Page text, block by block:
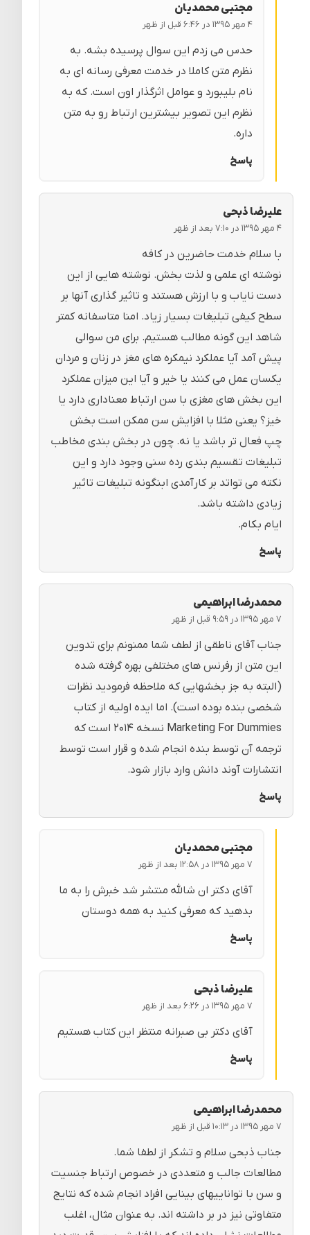
مجتبی محمدیان
۴ مهر ۱۳۹۵ در ۶:۴۶ قبل از ظهر
حدس می زدم این سوال پرسیده بشه. به
نظرم متن کاملا در خدمت معرفی رسانه ای به
نام بلیبورد و عوامل اثرگذار اون است. که به
نظرم این تصویر بیشترین ارتباط رو به متن
داره.
پاسخ
علیرضا ذبحی
۴ مهر ۱۳۹۵ در ۷:۱۰ بعد از ظهر
با سلام خدمت حاضرین در کافه
نوشته ای علمی و لذت بخش. نوشته هایی از این
دست نایاب و با ارزش هستند و تاثیر گذاری آنها بر
سطح کیفی تبلیغات بسیار زیاد. امنا متاسفانه کمتر
شاهد این گونه مطالب هستیم. برای من سوالی
پیش آمد آیا عملکرد نیمکره های مغز در زنان و مردان
یکسان عمل می کنند یا خیر و آیا این میزان عملکرد
این بخش های مغزی با سن ارتباط معناداری دارد یا
خیز؟ یعنی مثلا با افزایش سن ممکن است بخش
چپ فعال تر باشد یا نه. چون در بخش بندی مخاطب
تبلیغات تقسیم بندی رده سنی وجود دارد و این
نکته می تواتد بر کارآمدی ابنگونه تبلیغات تاثیر
زیادی داشته باشد.
ایام بکام.
پاسخ
محمدرضا ابراهیمی
۷ مهر ۱۳۹۵ در ۹:۵۹ قبل از ظهر
جناب آقای ناطقی از لطف شما ممنونم برای تدوین
این متن از رفرنس های مختلفی بهره گرفته شده
(البته به جز بخشهایی که ملاحظه فرمودید نظرات
شخصی بنده بوده است). اما ایده اولیه از کتاب
Marketing For Dummies نسخه ۲۰۱۴ است که
ترجمه آن توسط بنده انجام شده و قرار است توسط
انتشارات آوند دانش وارد بازار شود.
پاسخ
مجتبی محمدیان
۷ مهر ۱۳۹۵ در ۱۲:۵۸ بعد از ظهر
آقای دکتر ان شالله منتشر شد خبرش را به ما
بدهید که معرفی کنید به همه دوستان
پاسخ
علیرضا ذبحی
۷ مهر ۱۳۹۵ در ۶:۲۶ بعد از ظهر
آقای دکتر بی صبرانه منتظر این کتاب هستیم
پاسخ
محمدرضا ابراهیمی
۷ مهر ۱۳۹۵ در ۱۰:۱۳ قبل از ظهر
جناب ذبحی سلام و تشکر از لطفا شما.
مطالعات جالب و متعددی در خصوص ارتباط جنسیت
و سن با تواناییهای بینایی افراد انجام شده که نتایج
متفاوتی نیز در بر داشته اند. به عنوان مثال، اغلب